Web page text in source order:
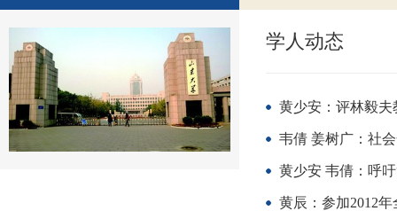
学人动态
黄少安：评林毅
韦倩 姜树广：社
黄少安 韦倩：呼
黄辰：参加2012